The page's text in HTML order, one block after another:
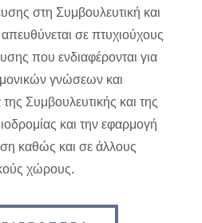
στη Συμβουλευτική και
σε πτυχιούχους
που ενδιαφέρονται για
γνώσεων και
Συμβουλευτικής και της
και την εφαρμογή
καθώς και σε άλλους
χώρους.